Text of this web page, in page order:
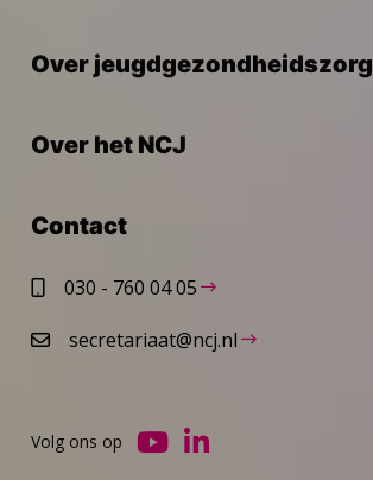
Over jeugdgezondheidszorg
Over het NCJ
Contact
030 - 760 04 05
secretariaat@ncj.nl
Volg ons op
Ga
Ga